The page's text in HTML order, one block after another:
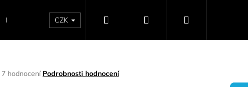
BESTSELLERY NAPIŠTE NÁM DÁRKOVÉ POUKAZY
CZK Hledat PřihlášeníNákupní
Průměrné
7 hodnocení Podrobnosti hodnocení